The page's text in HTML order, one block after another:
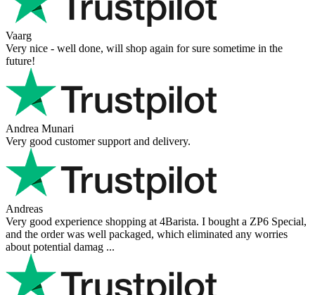
Vaarg
Very nice - well done, will shop again for sure sometime in the
future!
Andrea Munari
Very good customer support and delivery.
Andreas
Very good experience shopping at 4Barista. I bought a ZP6 Special,
and the order was well packaged, which eliminated any worries
about potential damag ...